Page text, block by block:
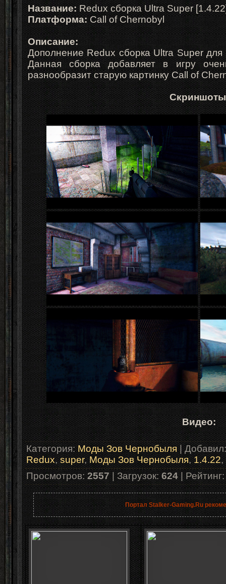
Название: Redux сборка Ultra Super
Платформа:Call of Chernobyl
Описание:
Дополнение Redux сборка Ultra Super
Данная сборка добавляет в игру
разнообразит старую картинку Call of
Видео:
Категория: Моды Зов Чернобыля |Добавил
Redux,super,Моды Зов Чернобыля,1.4.22,
Просмотров:2557|Загрузок: 624|Рейтинг
Портал Stalker-Gaming.Ru